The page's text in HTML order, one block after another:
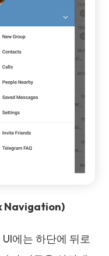
Navigation)
에는 하단에 뒤로